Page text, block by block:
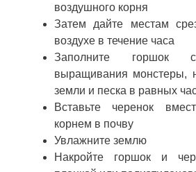
воздушного корня
Затем дайте местам
воздухе в течение часа
Заполните горшок
выращивания монстеры,
земли и песка в равных
Вставьте черенок
корнем в почву
Увлажните землю
Накройте горшок и